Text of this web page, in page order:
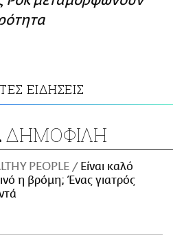
ΕΙΔΗΣΕΙΣ
ΔΗΜΟΦΙΛΗ
PEOPLE
Είναι καλό
η βρόμη; Ένας γιατρός